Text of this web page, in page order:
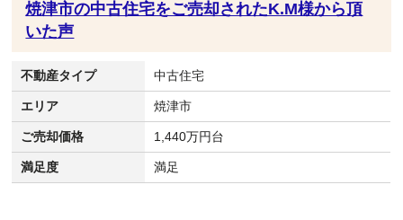
焼津市の中古住宅をご売却されたK.M様から頂
いた声
不動産タイプ 中古住宅
エリア 焼津市
ご売却価格 1,440万円台
満足度 満足